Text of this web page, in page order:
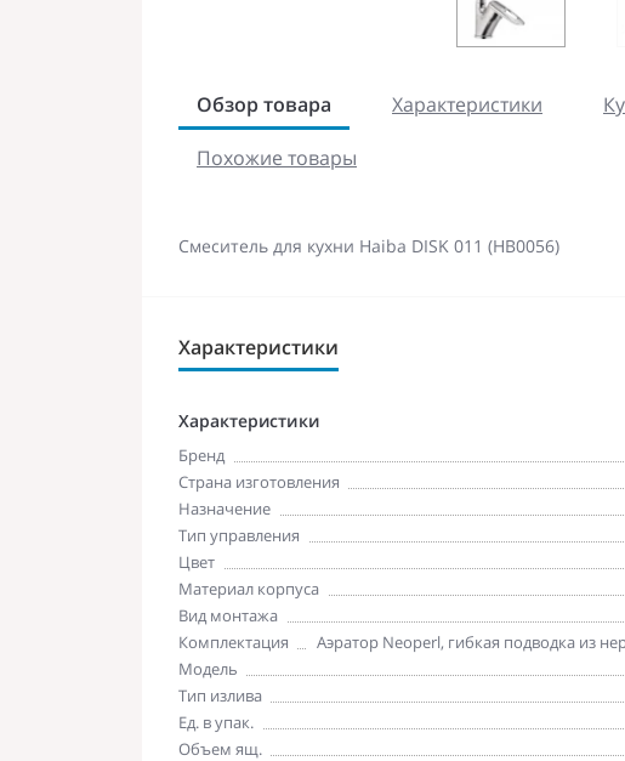
Обзор товара Характеристики
Похожие товары
Смеситель для кухни Haiba DISK 011 (HB0056)
Характеристики
Характеристики
Бренд
Страна изготовления
Назначение
Тип управления
Цвет
Материал корпуса
Вид монтажа
Комплектация
Аэратор Neoperl, гибкая подводка из
Модель
Тип излива
Ед. в упак.
Объем ящ.